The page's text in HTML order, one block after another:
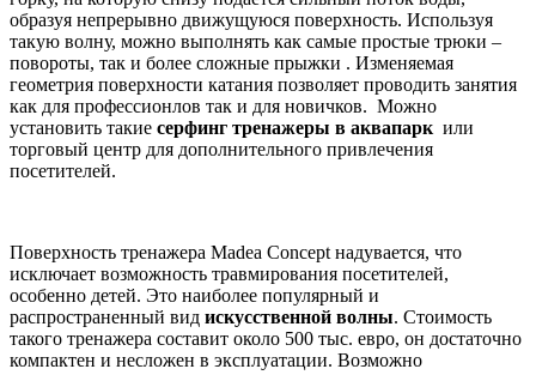
образуя непрерывно движущуюся поверхность. Используя
такую волну, можно выполнять как самые простые трюки –
повороты, так и более сложные прыжки . Изменяемая
геометрия поверхности катания позволяет проводить занятия
как для профессионлов так и для новичков. Можно
установить такие серфинг тренажеры в аквапарк или
торговый центр для дополнительного привлечения
посетителей.
Поверхность тренажера Madea Concept надувается, что
исключает возможность травмирования посетителей,
особенно детей. Это наиболее популярный и
распространенный вид искусственной волны. Стоимость
такого тренажера составит около 500 тыс. евро, он достаточно
компактен и несложен в эксплуатации. Возможно